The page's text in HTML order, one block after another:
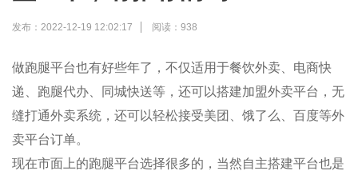
发布：2022-12-19 12:02:17 阅读：938
做跑腿平台也有好些年了，不仅适用于餐饮外卖、电商快
递、跑腿代办、同城快送等，还可以搭建加盟外卖平台，无
缝打通外卖系统，还可以轻松接受美团、饿了么、百度等外
卖平台订单。
现在市面上的跑腿平台选择很多的，当然自主搭建平台也是